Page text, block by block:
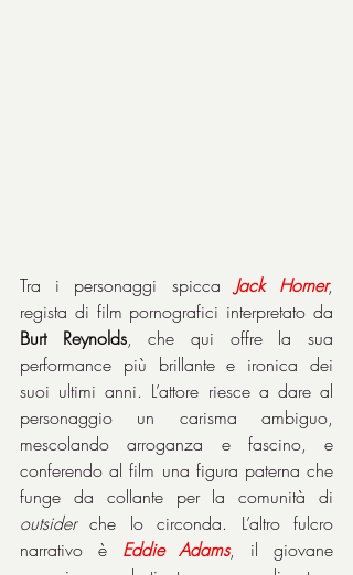
Tra i personaggi spicca Jack Horner,
Burt Reynolds, che qui offre la sua
performance più brillante e ironica dei
suoi ultimi anni. L’attore riesce a dare al
personaggio un carisma ambiguo,
mescolando arroganza e fascino, e
conferendo al film una figura paterna che
outsider che lo circonda. L’altro fulcro
narrativo è Eddie Adams, il giovane